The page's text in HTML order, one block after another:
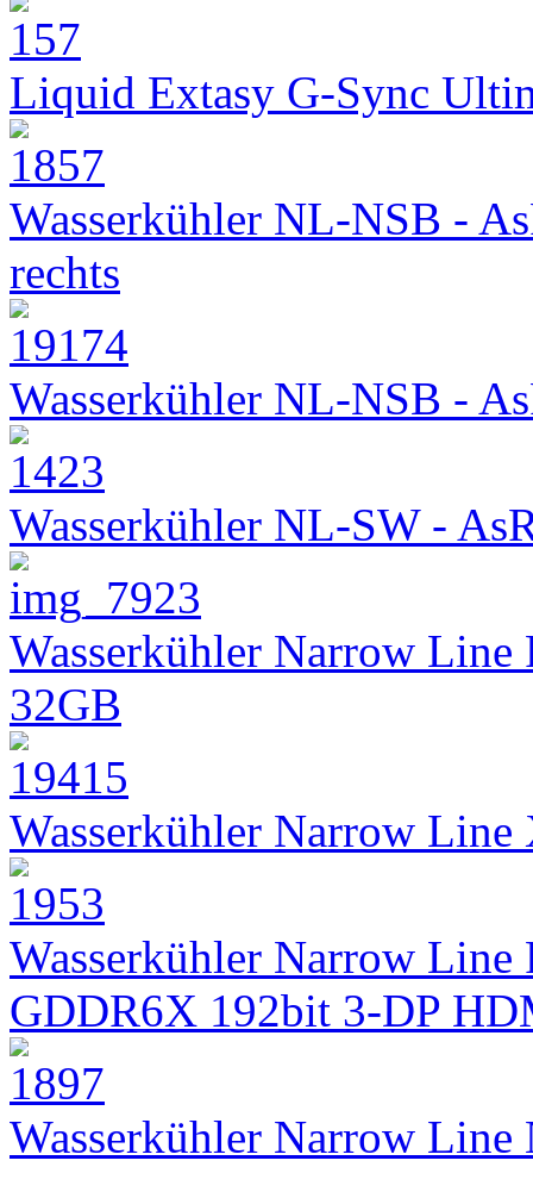
Liquid Extasy G-Sync
Wasserkühler NL-NSB -
rechts
Wasserkühler NL-NSB -
Wasserkühler NL-SW -
Wasserkühler Narrow
32GB
Wasserkühler Narrow
Wasserkühler Narrow Line
GDDR6X 192bit 3-DP
Wasserkühler Narrow